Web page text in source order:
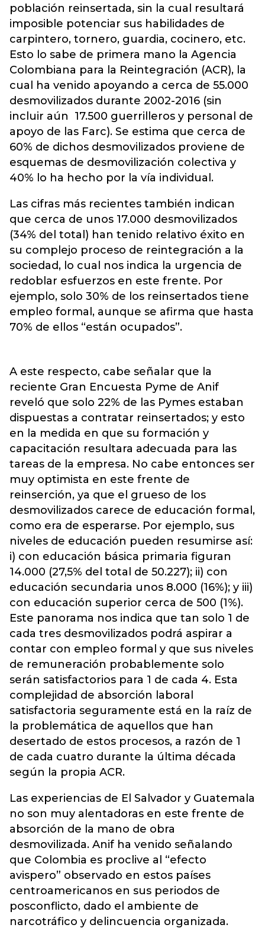
población reinsertada, sin la cual resultará
imposible potenciar sus habilidades de
carpintero, tornero, guardia, cocinero, etc.
Esto lo sabe de primera mano la Agencia
Colombiana para la Reintegración (ACR), la
cual ha venido apoyando a cerca de 55.000
desmovilizados durante 2002-2016 (sin
incluir aún 17.500 guerrilleros y personal de
apoyo de las Farc). Se estima que cerca de
60% de dichos desmovilizados proviene de
esquemas de desmovilización colectiva y
40% lo ha hecho por la vía individual.
Las cifras más recientes también indican
que cerca de unos 17.000 desmovilizados
(34% del total) han tenido relativo éxito en
su complejo proceso de reintegración a la
sociedad, lo cual nos indica la urgencia de
redoblar esfuerzos en este frente. Por
ejemplo, solo 30% de los reinsertados tiene
empleo formal, aunque se afirma que hasta
70% de ellos “están ocupados”.
A este respecto, cabe señalar que la
reciente Gran Encuesta Pyme de Anif
reveló que solo 22% de las Pymes estaban
dispuestas a contratar reinsertados; y esto
en la medida en que su formación y
capacitación resultara adecuada para las
tareas de la empresa. No cabe entonces ser
muy optimista en este frente de
reinserción, ya que el grueso de los
desmovilizados carece de educación formal,
como era de esperarse. Por ejemplo, sus
niveles de educación pueden resumirse así:
i) con educación básica primaria figuran
14.000 (27,5% del total de 50.227); ii) con
educación secundaria unos 8.000 (16%); y iii)
con educación superior cerca de 500 (1%).
Este panorama nos indica que tan solo 1 de
cada tres desmovilizados podrá aspirar a
contar con empleo formal y que sus niveles
de remuneración probablemente solo
serán satisfactorios para 1 de cada 4. Esta
complejidad de absorción laboral
satisfactoria seguramente está en la raíz de
la problemática de aquellos que han
desertado de estos procesos, a razón de 1
de cada cuatro durante la última década
según la propia ACR.
Las experiencias de El Salvador y Guatemala
no son muy alentadoras en este frente de
absorción de la mano de obra
desmovilizada. Anif ha venido señalando
que Colombia es proclive al “efecto
avispero” observado en estos países
centroamericanos en sus periodos de
posconflicto, dado el ambiente de
narcotráfico y delincuencia organizada.